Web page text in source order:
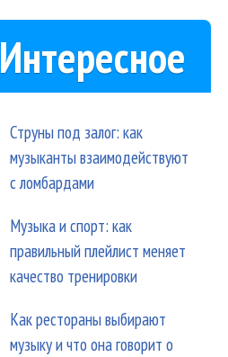
Интересное
Струны под залог: как
музыканты взаимодействуют
с ломбардами
Музыка и спорт: как
правильный плейлист меняет
качество тренировки
Как рестораны выбирают
музыку и что она говорит о